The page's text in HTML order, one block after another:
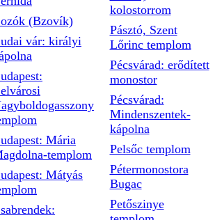
(Bzovík)
vár: királyi
Mária
templom
Mátyás
kolostorrom
Pásztó, Szent
Lőrinc templom
Pécsvárad: erődített
monostor
Pécsvárad:
Mindenszentek-
kápolna
Pelsőc templom
Pétermonostora
Bugac
Petőszinye